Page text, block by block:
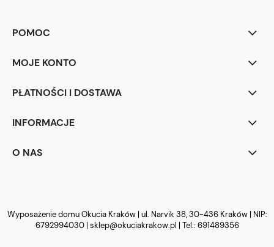
POMOC
MOJE KONTO
PŁATNOŚCI I DOSTAWA
INFORMACJE
O NAS
Wyposażenie domu Okucia Kraków | ul. Narvik 38, 30-436 Kraków | NIP:
6792994030 | sklep@okuciakrakow.pl | Tel.: 691489356